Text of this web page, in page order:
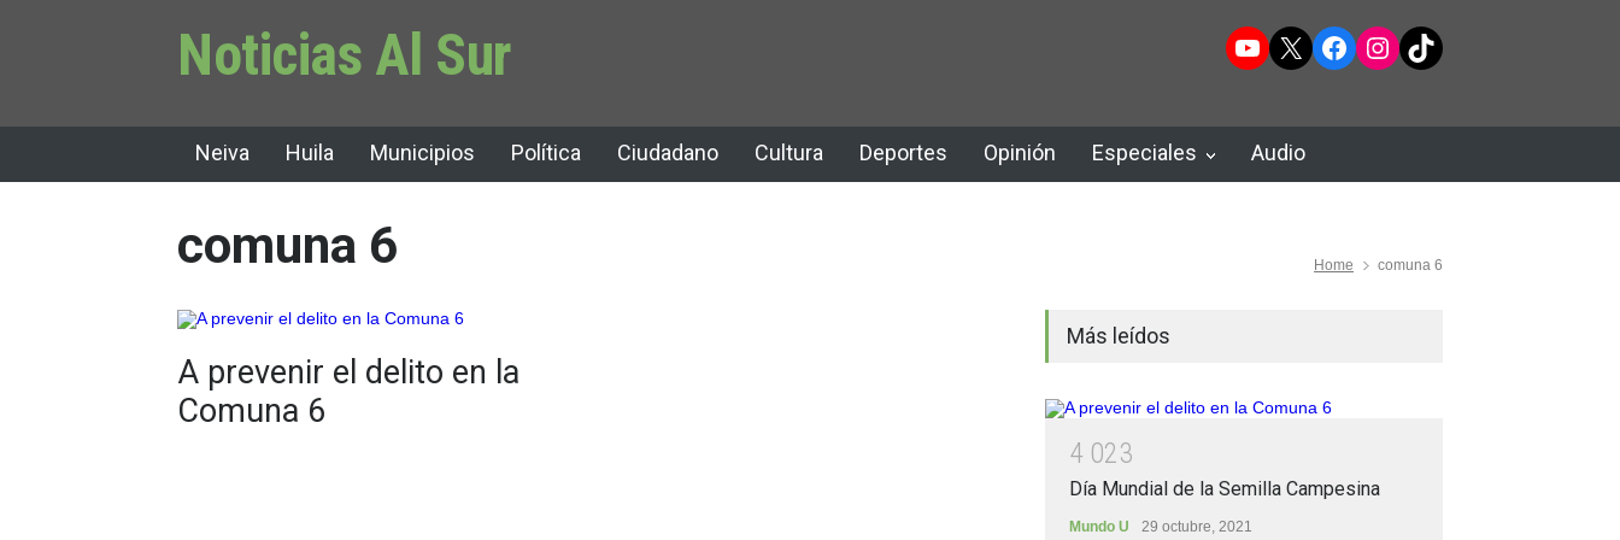
Noticias Al Sur YouTube
X Facebook
Instagram
TikTok
Neiva Huila Municipios Política Ciudadano Cultura Deportes Opinión Especiales Audio
comuna 6 Home comuna 6
A prevenir el delito en la
Comuna 6
Más leídos
4 023
Día Mundial de la Semilla Campesina
Mundo U 29 octubre, 2021